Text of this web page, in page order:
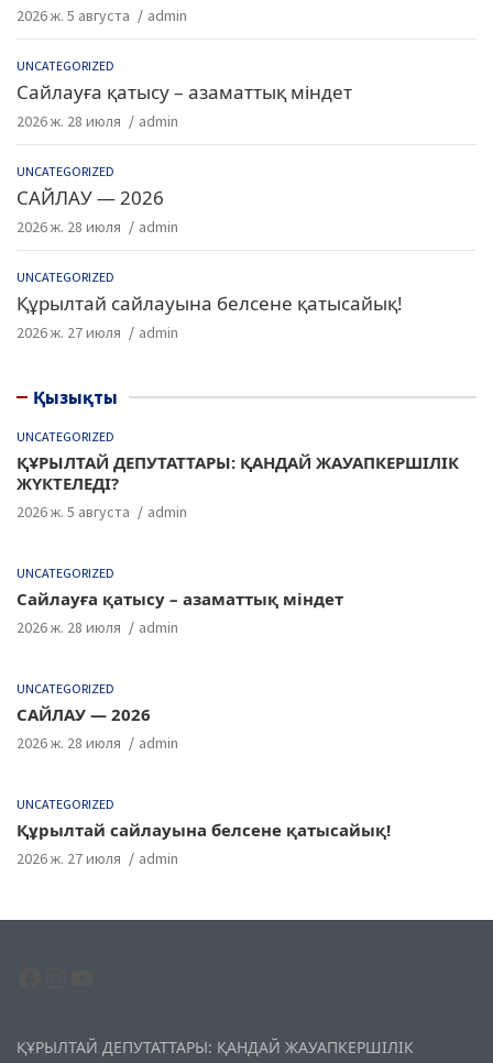
2026 ж. 5 августа admin
UNCATEGORIZED
Сайлауға қатысу – азаматтық міндет
2026 ж. 28 июля admin
UNCATEGORIZED
САЙЛАУ — 2026
2026 ж. 28 июля admin
UNCATEGORIZED
Құрылтай сайлауына белсене қатысайық!
2026 ж. 27 июля admin
Қызықты
UNCATEGORIZED
ҚҰРЫЛТАЙ ДЕПУТАТТАРЫ: ҚАНДАЙ ЖАУАПКЕРШІЛІК
ЖҮКТЕЛЕДІ?
2026 ж. 5 августа admin
UNCATEGORIZED
Сайлауға қатысу – азаматтық міндет
2026 ж. 28 июля admin
UNCATEGORIZED
САЙЛАУ — 2026
2026 ж. 28 июля admin
UNCATEGORIZED
Құрылтай сайлауына белсене қатысайық!
2026 ж. 27 июля admin
ҚҰРЫЛТАЙ ДЕПУТАТТАРЫ: ҚАНДАЙ ЖАУАПКЕРШІЛІК